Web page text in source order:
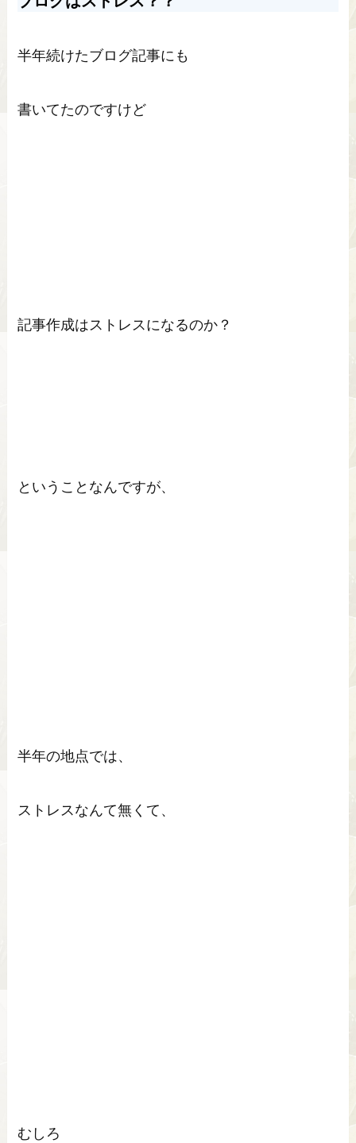
半年続けたブログ記事にも
書いてたのですけど
記事作成はストレスになるのか？
ということなんですが、
半年の地点では、
ストレスなんて無くて、
むしろ